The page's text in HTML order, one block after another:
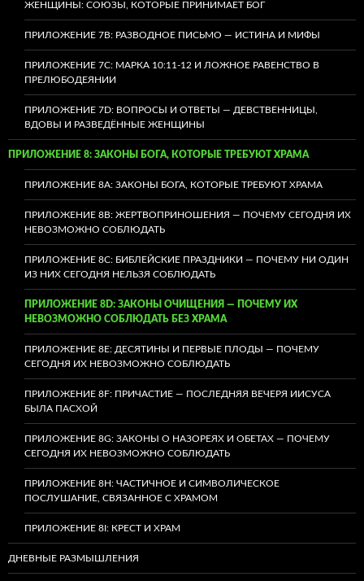
ЖЕНЩИНЫ: СОЮЗЫ, КОТОРЫЕ ПРИНИМАЕТ БОГ
ПРИЛОЖЕНИЕ 7B: РАЗВОДНОЕ ПИСЬМО — ИСТИНА И МИФЫ
ПРИЛОЖЕНИЕ 7C: МАРКА 10:11-12 И ЛОЖНОЕ РАВЕНСТВО В
ПРЕЛЮБОДЕЯНИИ
ПРИЛОЖЕНИЕ 7D: ВОПРОСЫ И ОТВЕТЫ — ДЕВСТВЕННИЦЫ,
ВДОВЫ И РАЗВЕДЁННЫЕ ЖЕНЩИНЫ
ПРИЛОЖЕНИЕ 8: ЗАКОНЫ БОГА, КОТОРЫЕ ТРЕБУЮТ ХРАМА
ПРИЛОЖЕНИЕ 8A: ЗАКОНЫ БОГА, КОТОРЫЕ ТРЕБУЮТ ХРАМА
ПРИЛОЖЕНИЕ 8B: ЖЕРТВОПРИНОШЕНИЯ — ПОЧЕМУ СЕГОДНЯ ИХ
НЕВОЗМОЖНО СОБЛЮДАТЬ
ПРИЛОЖЕНИЕ 8C: БИБЛЕЙСКИЕ ПРАЗДНИКИ — ПОЧЕМУ НИ ОДИН
ИЗ НИХ СЕГОДНЯ НЕЛЬЗЯ СОБЛЮДАТЬ
ПРИЛОЖЕНИЕ 8D: ЗАКОНЫ ОЧИЩЕНИЯ — ПОЧЕМУ ИХ
НЕВОЗМОЖНО СОБЛЮДАТЬ БЕЗ ХРАМА
ПРИЛОЖЕНИЕ 8E: ДЕСЯТИНЫ И ПЕРВЫЕ ПЛОДЫ — ПОЧЕМУ
СЕГОДНЯ ИХ НЕВОЗМОЖНО СОБЛЮДАТЬ
ПРИЛОЖЕНИЕ 8F: ПРИЧАСТИЕ — ПОСЛЕДНЯЯ ВЕЧЕРЯ ИИСУСА
БЫЛА ПАСХОЙ
ПРИЛОЖЕНИЕ 8G: ЗАКОНЫ О НАЗОРЕЯХ И ОБЕТАХ — ПОЧЕМУ
СЕГОДНЯ ИХ НЕВОЗМОЖНО СОБЛЮДАТЬ
ПРИЛОЖЕНИЕ 8H: ЧАСТИЧНОЕ И СИМВОЛИЧЕСКОЕ
ПОСЛУШАНИЕ, СВЯЗАННОЕ С ХРАМОМ
ПРИЛОЖЕНИЕ 8I: КРЕСТ И ХРАМ
ДНЕВНЫЕ РАЗМЫШЛЕНИЯ